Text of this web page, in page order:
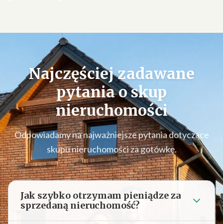
Najczęściej zadawane
pytania oskup
nieruchomości
Odpowiadamy na najważniejsze pytania dotyczące
skupu nieruchomości za gotówkę.
Jak szybko otrzymam pieniądze za
sprzedaną nieruchomość?